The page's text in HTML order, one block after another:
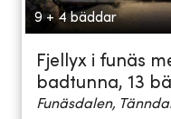
9 + 4 bäddar
Fjellyx i funäs
badtunna, 13
Funäsdalen,